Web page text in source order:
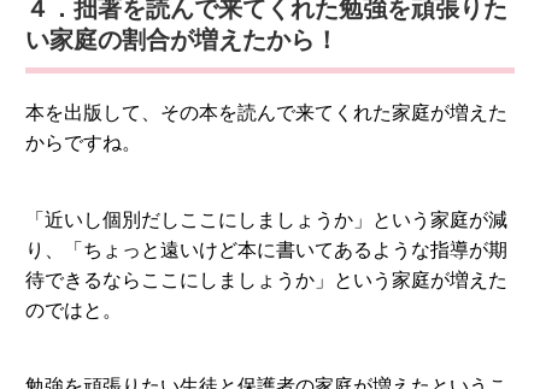
４．拙著を読んで来てくれた勉強を頑張りた
い家庭の割合が増えたから！
本を出版して、その本を読んで来てくれた家庭が増えた
からですね。
「近いし個別だしここにしましょうか」という家庭が減
り、「ちょっと遠いけど本に書いてあるような指導が期
待できるならここにしましょうか」という家庭が増えた
のではと。